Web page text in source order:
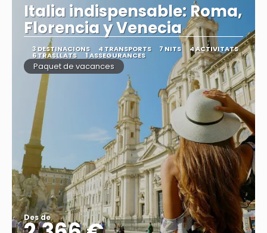
Italia indispensable: Roma,
Florencia y Venecia
3 DESTINACIONS 4 TRANSPORTS 7 NITS 4 ACTIVITATS
6 TRASLLATS 1 ASSEGURANCES
Paquet de vacances
Des de